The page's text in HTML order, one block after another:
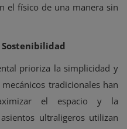
el físico de una manera sin
prioriza la simplicidad y
tradicionales han
el espacio y la
ultraligeros utilizan